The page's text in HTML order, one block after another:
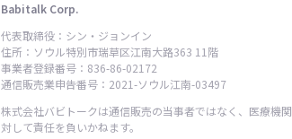
Babitalk Corp.
代表取締役：シン・ジョンイン
住所：ソウル特別市瑞草区江南大路363 11階
事業者登録番号：836-86-02172
通信販売業申告番号：2021-ソウル江南-03497
株式会社バビトークは通信販売の当事者ではなく、医療機
対して責任を負いかねます。